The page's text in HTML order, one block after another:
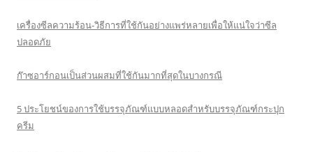
เครื่องซีลความร้อน-วิธีการที่ใช้กันอย่างแพร่หลายเพื่อให้แน่ใจว่าซีล
ปลอดภัย
ก๊าซอาร์กอนเป็นส่วนผสมที่ใช้กันมากที่สุดในบางกรณี
5 ประโยชน์ของการใช้บรรจุภัณฑ์แบบหลอดสำหรับบรรจุภัณฑ์กระปุก
ครีม